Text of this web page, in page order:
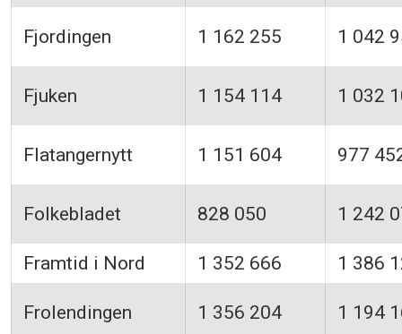
Fjordingen 1 162 255 1 042
Fjuken 1 154 114 1 032
Flatangernytt 1 151 604 977
Folkebladet 828 050 1 242
Framtid i Nord 1 352 666 1 386
Frolendingen 1 356 204 1 194